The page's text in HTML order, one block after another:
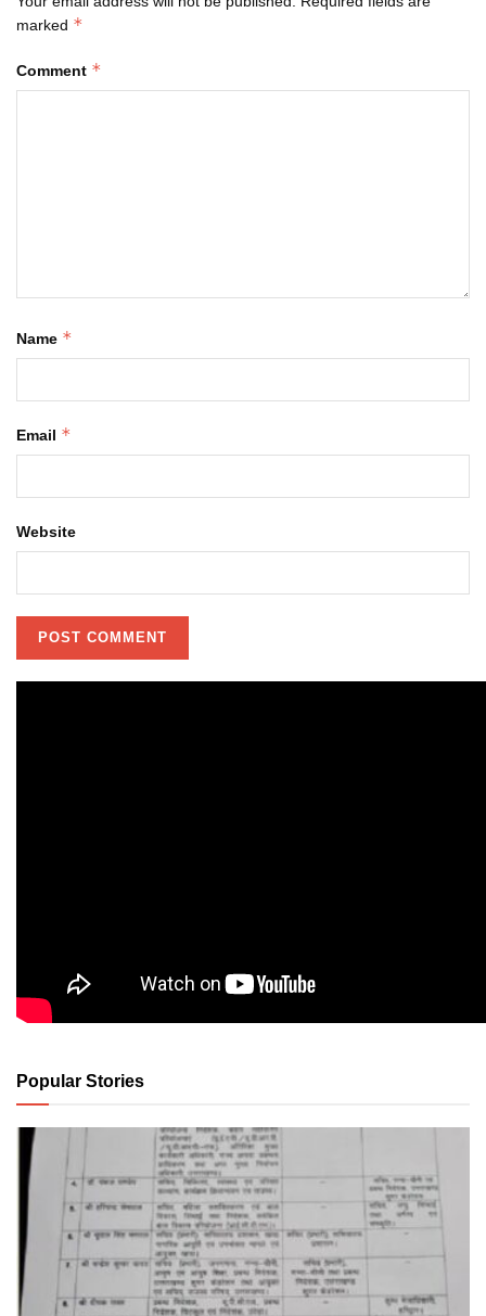
marked *
Comment *
Name *
Email *
Website
Popular Stories